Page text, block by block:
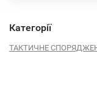
Категорії
ТАКТИЧНЕ